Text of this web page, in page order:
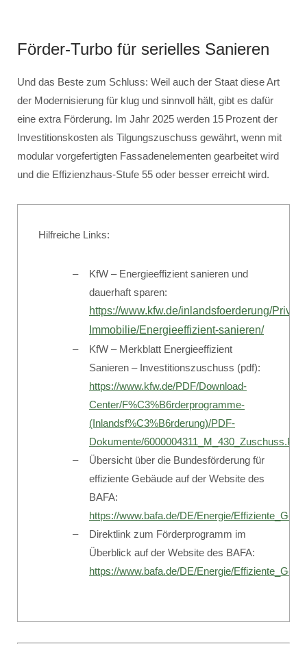
Förder-Turbo für serielles Sanieren
Und das Beste zum Schluss: Weil auch der Staat diese Art
der Modernisierung für klug und sinnvoll hält, gibt es dafür
eine extra Förderung. Im Jahr 2025 werden 15 Prozent der
Investitionskosten als Tilgungszuschuss gewährt, wenn mit
modular vorgefertigten Fassadenelementen gearbeitet wird
und die Effizienzhaus-Stufe 55 oder besser erreicht wird.
Hilfreiche Links:
KfW – Energieeffizient sanieren und
dauerhaft sparen:
https://www.kfw.de/inlandsfoerderung/
Immobilie/Energieeffizient-sanieren/
KfW – Merkblatt Energieeffizient
Sanieren – Investitionszuschuss (pdf):
https://www.kfw.de/PDF/Download-
Center/F%C3%B6rderprogramme-
(Inlandsf%C3%B6rderung)/PDF-
Dokumente/6000004311_M_430_Zuschuss.PDF
Übersicht über die Bundesförderung für
effiziente Gebäude auf der Website des
BAFA:
https://www.bafa.de/DE/Energie/
Direktlink zum Förderprogramm im
Überblick auf der Website des BAFA:
https://www.bafa.de/DE/Energie/